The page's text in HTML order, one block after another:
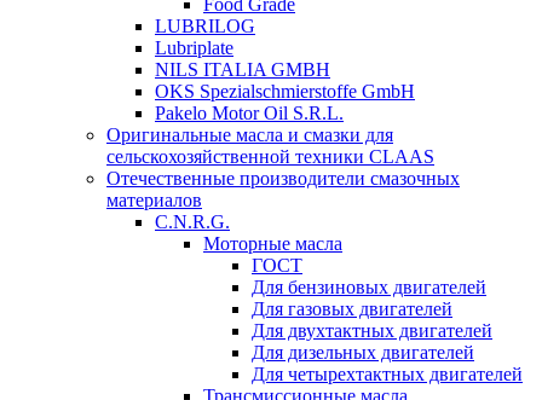
Food Grade
LUBRILOG
Lubriplate
NILS ITALIA GMBH
OKS Spezialschmierstoffe GmbH
Pakelo Motor Oil S.R.L.
Оригинальные масла и смазки для
сельскохозяйственной техники CLAAS
Отечественные производители смазочных
материалов
C.N.R.G.
Моторные масла
ГОСТ
Для бензиновых двигателей
Для газовых двигателей
Для двухтактных двигателей
Для дизельных двигателей
Для четырехтактных двигателей
Трансмиссионные масла